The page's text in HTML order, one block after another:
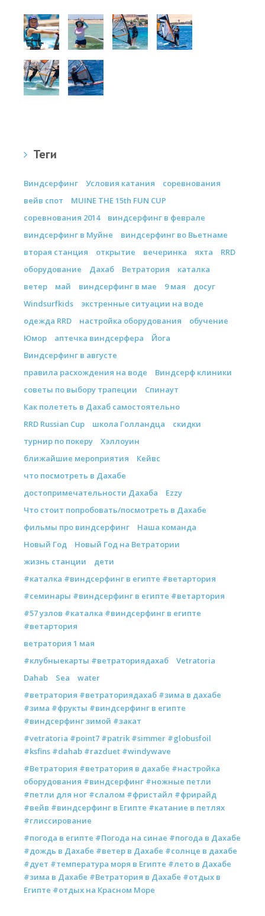
Теги
Виндсерфинг Условия катания
соревнования
вейв спот
MUINE THE 15th FUN CUP
соревнования 2014
виндсерфинг в феврале
виндсерфинг в Муйне
виндсерфинг во Вьетнаме
вторая станция
открытие вечеринка яхта
RRD
оборудование
Дахаб Ветратория
каталка
ветер
май виндсерфинг в мае 9 мая
досуг
Windsurfkids
экстренные ситуации на воде
одежда RRD
настройка оборудования
обучение
Юмор
аптечка виндсерфера
Йога
Виндсерфинг в августе
правила расхождения на воде
Виндсерф клиники
советы по выбору трапеции
Спинаут
Как полететь в Дахаб самостоятельно
RRD Russian Cup
школа Голландца
скидки
турнир по покеру
Хэллоуин
ближайшие мероприятия
Кейвс
что посмотреть в Дахабе
достопримечательности Дахаба
Ezzy
Что стоит попробовать/посмотреть в Дахабе
фильмы про виндсерфинг
Наша команда
Новый Год
Новый Год на Ветратории
жизнь станции
дети
#каталка #виндсерфинг в египте #ветартория
#семинары #виндсерфинг в египте #ветартория
#57 узлов #каталка #виндсерфинг в египте
#ветартория
ветратория 1 мая
#клубныекарты #ветраториядахаб
Vetratoria
Dahab
Sea
water
#ветратория #ветраториядахаб #зима в дахабе
#зима #фрукты #виндсерфинг в египте
#виндсерфинг зимой #закат
#vetratoria #point7 #patrik #simmer #globusfoil
#ksfins #dahab #razduet #windywave
#Ветратория #ветратория в дахабе #настройка
оборудования #виндсерфинг #ножные петли
#петли для ног #слалом #фристайл #фрирайд
#вейв #виндсерфинг в Египте #катание в петлях
#глиссирование
#погода в египте #Погода на синае #погода в Дахабе
#дождь в Дахабе #ветер в Дахабе #солнце в дахабе
#дует #температура моря в Египте #лето в Дахабе
#зима в Дахабе #Ветратория в Дахабе #отдых в
Египте #отдых на Красном Море